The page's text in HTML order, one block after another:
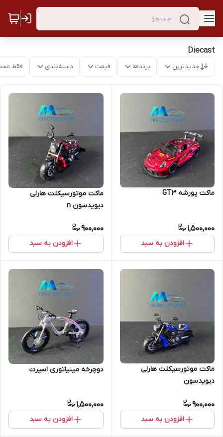
Diecast
جدیدترین برندها قیمت دسته‌بندی فقط
ماکت پورشه GT3
1,500,000
افزودن به سبد
ماکت موتورسیکلت هارلی
دیویدسون n
900,000
افزودن به سبد
ماکت موتورسیکلت هارلی
دیویدسون
900,000
افزودن به سبد
دوچرخه مینیاتوری اسپرت
1,500,000
افزودن به سبد